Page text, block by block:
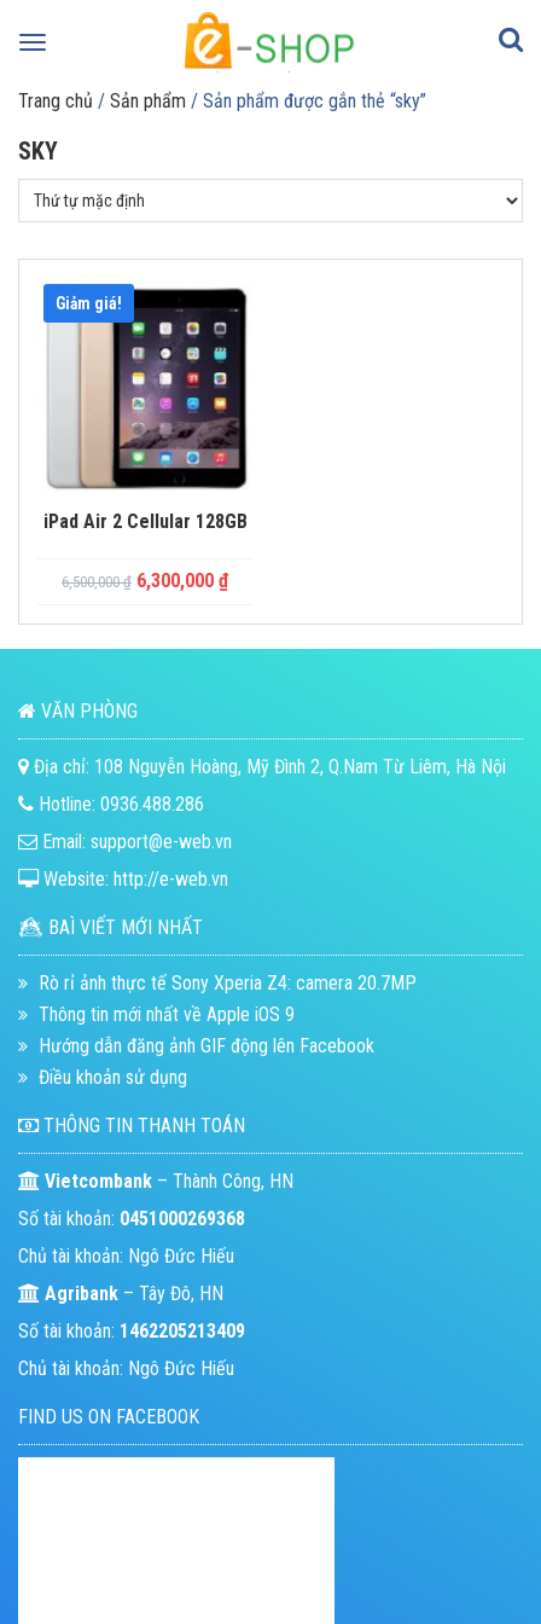
Toggle
Trang chủ / Sản phẩm / Sản phẩm được gắn thẻ “sky”
SKY
Giảm giá!
iPad Air 2 Cellular 128GB
6,500,000₫ 6,300,000 ₫
VĂN PHÒNG
Địa chỉ: 108 Nguyễn Hoàng, Mỹ Đình 2, Q.Nam Từ Liêm, Hà Nội
Hotline: 0936.488.286
Email: support@e-web.vn
Website: http://e-web.vn
BAÌ VIẾT MỚI NHẤT
Rò rỉ ảnh thực tế Sony Xperia Z4: camera 20.7MP
Thông tin mới nhất về Apple iOS 9
Hướng dẫn đăng ảnh GIF động lên Facebook
Điều khoản sử dụng
THÔNG TIN THANH TOÁN
Vietcombank – Thành Công, HN
Số tài khoản: 0451000269368
Chủ tài khoản: Ngô Đức Hiếu
Agribank – Tây Đô, HN
Số tài khoản: 1462205213409
Chủ tài khoản: Ngô Đức Hiếu
FIND US ON FACEBOOK